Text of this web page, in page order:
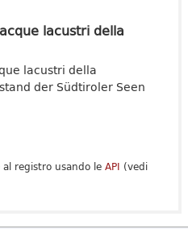
lacustri della
lacustri della
der Südtiroler Seen
registro usando le API (vedi